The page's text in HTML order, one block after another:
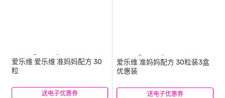
送电子优惠券
爱乐维 爱乐维 准妈妈配方 30
粒
(31) 送电子优惠券
爱乐维准妈妈配方 30粒装3盒
优惠装
(31)